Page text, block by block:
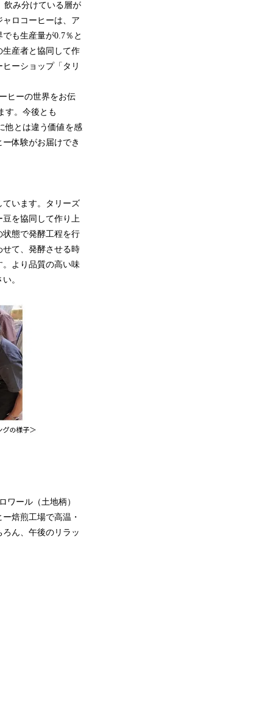
飲み分けている層が
ロコーヒーは、ア
も生産量が0.7％と
産者と協同して作
ーショップ「タリ
ヒーの世界をお伝
す。今後とも
他とは違う価値を感
体験がお届けでき
います。タリーズ
豆を協同して作り上
状態で発酵工程を行
せて、発酵させる時
。より品質の高い味
。
ール（土地柄）
焙煎工場で高温・
ん、午後のリラッ